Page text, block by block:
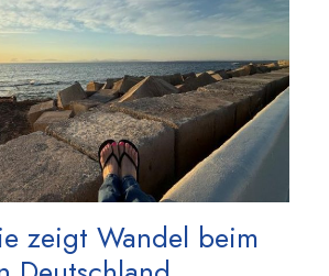
zeigt Wandel beim